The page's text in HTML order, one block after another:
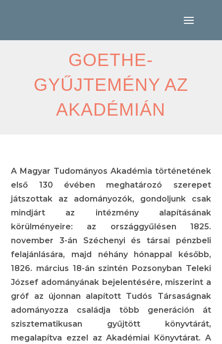
GOETHE-
GYŰJTEMÉNY AZ
AKADÉMIÁN
A Magyar Tudományos Akadémia történetének
első 130 évében meghatározó szerepet
játszottak az adományozók, gondoljunk csak
mindjárt az intézmény alapításának
körülményeire: az országgyűlésen 1825.
november 3-án Széchenyi és társai pénzbeli
felajánlására, majd néhány hónappal később,
1826. március 18-án szintén Pozsonyban Teleki
József adományának bejelentésére, miszerint a
gróf az újonnan alapított Tudós Társaságnak
adományozza családja több generáción át
szisztematikusan gyűjtött könyvtárát,
megalapítva ezzel az Akadémiai Könyvtárat. A